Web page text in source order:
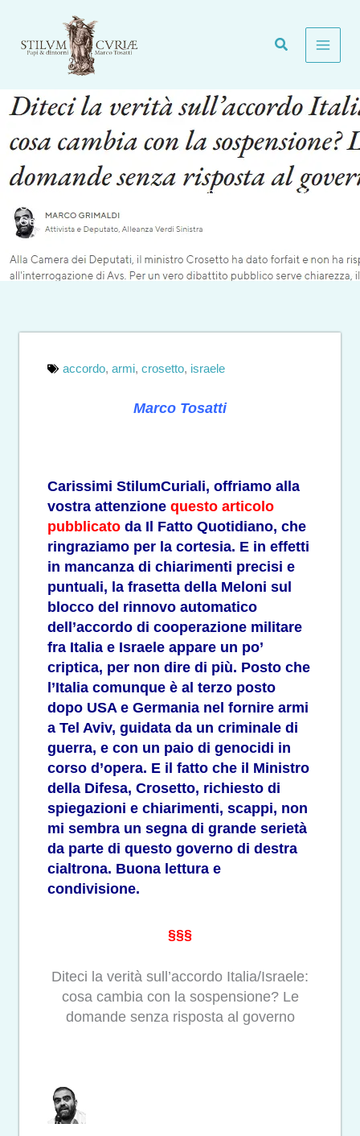
contenuto
Accordo Armi Italia-Israele: Cambia davvero Qualcosa? Ma
Crosetto Scappa e non Risponde…Il Fatto.
Generale
accordo, armi, crosetto, israele
Marco Tosatti
Carissimi StilumCuriali, offriamo alla
vostra attenzione questo articolo
pubblicato da Il Fatto Quotidiano, che
ringraziamo per la cortesia. E in effetti
in mancanza di chiarimenti precisi e
puntuali, la frasetta della Meloni sul
blocco del rinnovo automatico
dell’accordo di cooperazione militare
fra Italia e Israele appare un po’
criptica, per non dire di più. Posto che
l’Italia comunque è al terzo posto
dopo USA e Germania nel fornire armi
a Tel Aviv, guidata da un criminale di
guerra, e con un paio di genocidi in
corso d’opera. E il fatto che il Ministro
della Difesa, Crosetto, richiesto di
spiegazioni e chiarimenti, scappi, non
mi sembra un segna di grande serietà
da parte di questo governo di destra
cialtrona. Buona lettura e
condivisione.
§§§
Diteci la verità sull’accordo Italia/Israele:
cosa cambia con la sospensione? Le
domande senza risposta al governo